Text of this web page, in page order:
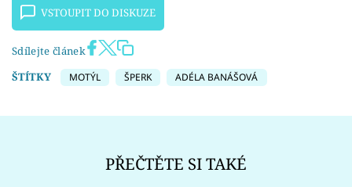
VSTOUPIT DO DISKUZE
Sdílejte článek
ŠTÍTKY
MOTÝL ŠPERK ADÉLA BANÁŠOVÁ
PŘEČTĚTE SI TAKÉ